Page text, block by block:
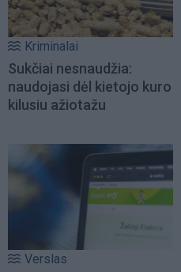
Kriminalai
Sukčiai nesnaudžia:
naudojasi dėl kietojo kuro
kilusiu ažiotažu
Verslas